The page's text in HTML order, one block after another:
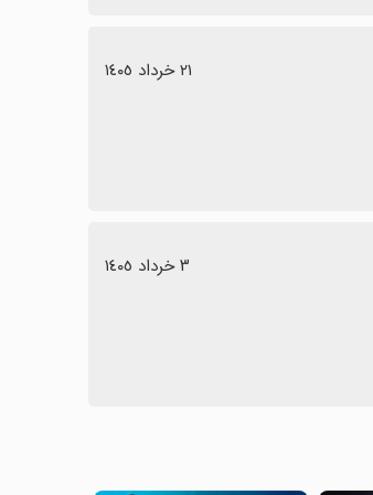
٢١ خرداد ١٤٠٥
٣ خرداد ١٤٠٥